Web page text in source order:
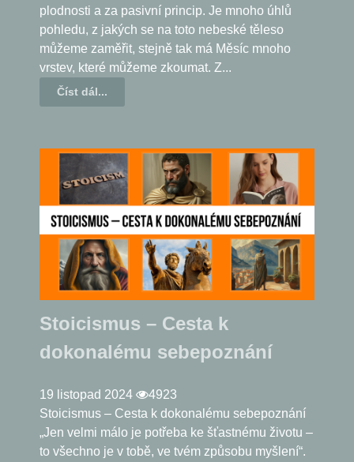
plodnosti a za pasivní princip. Je mnoho úhlů
pohledu, z jakých se na toto nebeské těleso
můžeme zaměřit, stejně tak má Měsíc mnoho
vrstev, které můžeme zkoumat. Z...
Číst dál...
Stoicismus – Cesta k
dokonalému sebepoznání
19 listopad 2024
4923
Stoicismus – Cesta k dokonalému sebepoznání
„Jen velmi málo je potřeba ke šťastnému životu –
to všechno je v tobě, ve tvém způsobu myšlení“.